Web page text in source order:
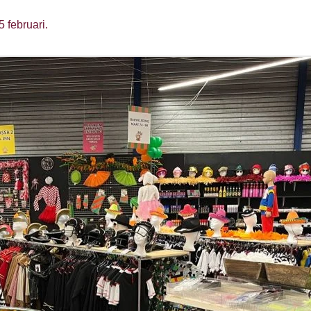
februari.